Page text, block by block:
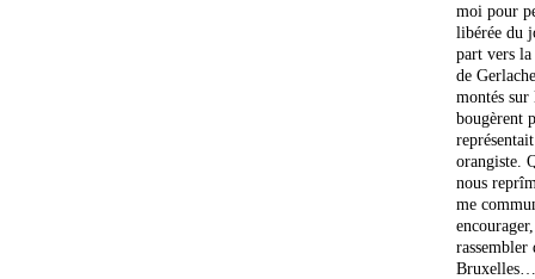
moi pour
libérée du
part vers
de
montés sur
bougèrent
orangiste.
nous
me
rassembler
Bruxelles…